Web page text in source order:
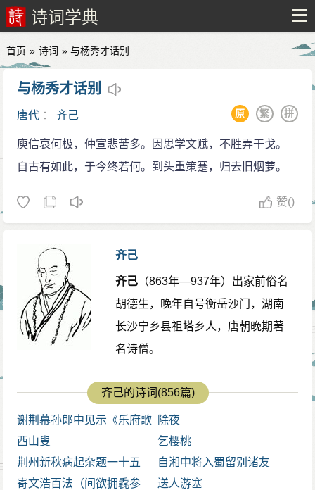
诗词学典
首页 » 诗词 » 与杨秀才话别
与杨秀才话别
唐代 ： 齐己 拼
繁
原
庾信哀何极，仲宣悲苦多。因思学文赋，不胜弄干戈。
自古有如此，于今终若何。到头重策蹇，归去旧烟萝。
赞()
齐己
齐己 （863年—937年）出家前俗名
胡德生，晚年自号衡岳沙门，湖南
长沙宁乡县祖塔乡人，唐朝晚期著
名诗僧。
齐己的诗词(856篇)
谢荆幕孙郎中见示《乐府歌
集》二十八字
除夜
西山叟
乞樱桃
荆州新秋病起杂题一十五
首。病起见庭竹
自湘中将入蜀留别诸友
寄文浩百法（间欲拥毳参
送人游塞